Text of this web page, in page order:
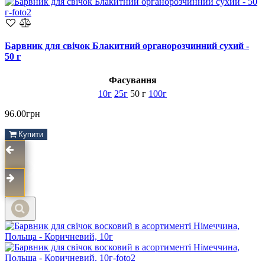
Барвник для свічок Блакитний органорозчинний сухий -
50 г
Фасування
10г 25г 50 г 100г
96.00грн
Купити